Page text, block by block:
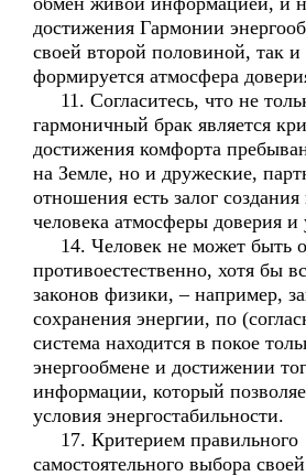
достижения Гармонии
своей второй половиной, так
формируется атмосфера
11. Согласитесь, что не
гармоничный брак является
достижения комфорта
на Земле, но и дружеские,
отношения есть залог создания
человека атмосферы доверия и
14. Человек не может быть
противоестественно, хотя бы
законов физики, – например,
сохранения энергии, по
система находится в покое
энергообмене и достижении
информации, который
условия энергостабильности.
17. Критерием правильного
самостоятельного выбора